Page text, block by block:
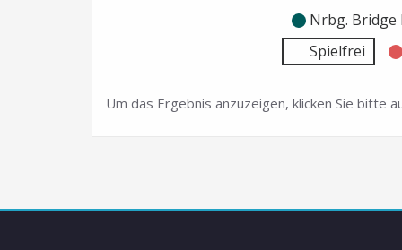
ohne
Titel
ohne
Titel
Nrbg. Bridge
Spielfrei
Um das Ergebnis anzuzeigen, klicken Sie bitte